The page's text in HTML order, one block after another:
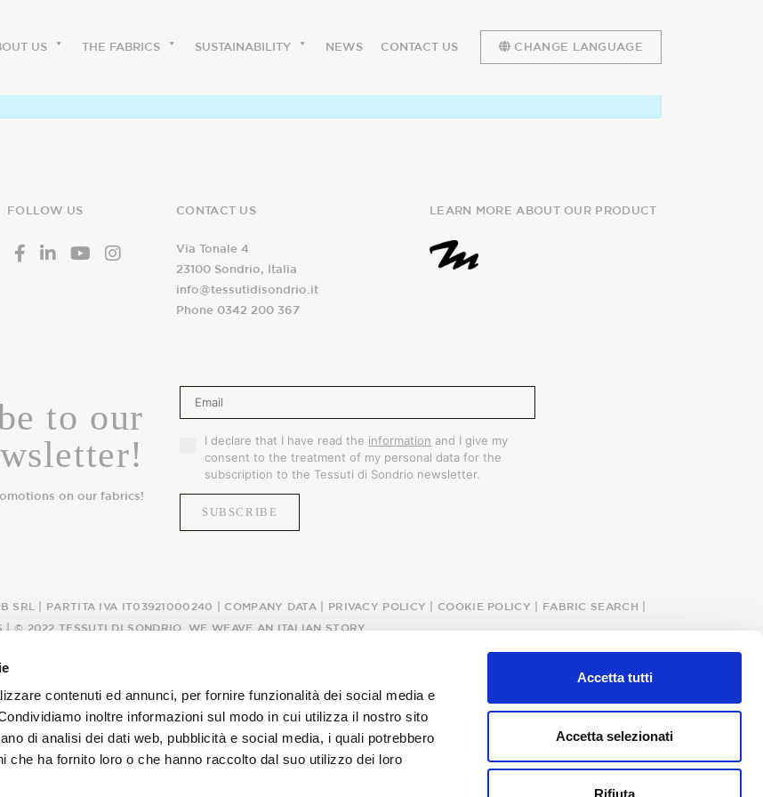
contenuti ed annunci, per fornire funzionalità dei social media e
inoltre informazioni sul modo in cui utilizza il nostro sito
di analisi dei dati web, pubblicità e social media, i quali potrebbero
che ha fornito loro o che hanno raccolto dal suo utilizzo dei loro
Accetta tutti
Accetta selezionati
Rifiuta
US THE FABRICS SUSTAINABILITY NEWS CONTACT US CHANGE LANGUAGE
FOLLOW US CONTACT US
Via Tonale 4
23100 Sondrio, Italia
info@tessutidisondrio.it
Phone 0342 200 367
LEARN MORE ABOUT OUR PRODUCT
to our
on our fabrics!
I declare that I have read the information and I give my
consent to the treatment of my personal data for the
subscription to the Tessuti di Sondrio newsletter.
SRL | PARTITA IVA IT03921000240 | COMPANY DATA PRIVACY POLICY COOKIE POLICY FABRIC SEARCH
| © 2022 TESSUTI DI SONDRIO. WE WEAVE AN ITALIAN STORY
ITALIANO
ENGLISH
The labels
Our history
Work with us
THE FABRICS
The season Fall/Winter
The season Spring/Summer
bunch
Heart for Earth
UpCycle